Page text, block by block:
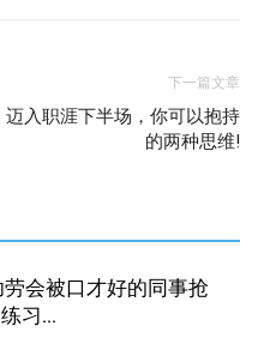
下一篇文章
迈入职涯下半场，你可以抱持
的两种思维!
会被口才好的同事抢
习...